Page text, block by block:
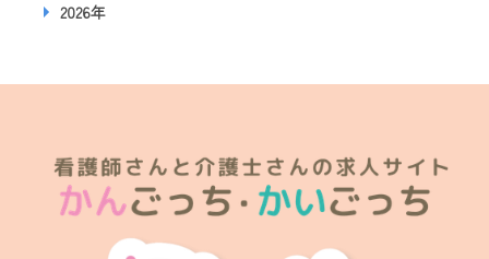
2026年